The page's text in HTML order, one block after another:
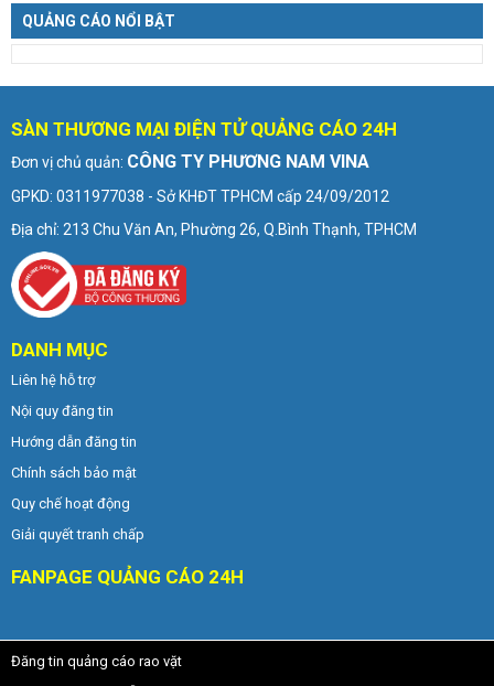
QUẢNG CÁO NỔI BẬT
SÀN THƯƠNG MẠI ĐIỆN TỬ QUẢNG CÁO 24H
Đơn vị chủ quản: CÔNG TY PHƯƠNG NAM VINA
GPKD: 0311977038 - Sở KHĐT TPHCM cấp 24/09/2012
Địa chỉ: 213 Chu Văn An, Phường 26, Q.Bình Thạnh, TPHCM
DANH MỤC
Liên hệ hỗ trợ
Nội quy đăng tin
Hướng dẫn đăng tin
Chính sách bảo mật
Quy chế hoạt động
Giải quyết tranh chấp
FANPAGE QUẢNG CÁO 24H
Đăng tin quảng cáo rao vặt